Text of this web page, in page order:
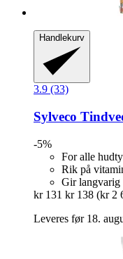
Handlekurv
3.9 (33)
Sylveco
-5%
For alle
Rik på
Gir langvarig
kr 131 kr 138 (kr 2
Leveres før 18.